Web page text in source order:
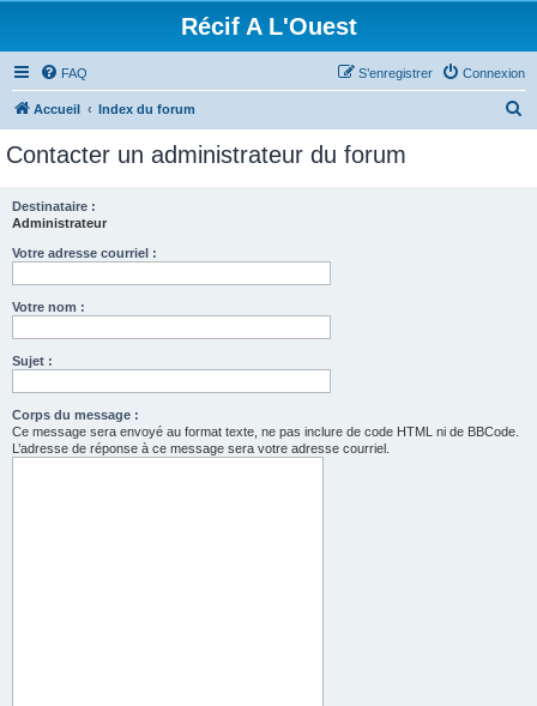
Récif A L'Ouest
FAQ Connexion
S’enregistrer
Accueil Index du forum
Contacter un administrateur du forum
Destinataire :
Administrateur
Votre adresse courriel :
Votre nom :
Sujet :
Corps du message :
Ce message sera envoyé au format texte, ne pas inclure de code HTML ni de BBCode.
L’adresse de réponse à ce message sera votre adresse courriel.